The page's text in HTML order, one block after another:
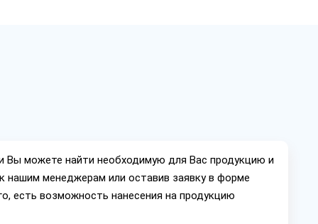
Вы можете найти необходимую для Вас продукцию и
нашим менеджерам или оставив заявку в форме
есть возможность нанесения на продукцию